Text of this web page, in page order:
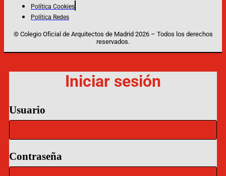
Política Cookies
Política Redes
© Colegio Oficial de Arquitectos de Madrid 2026 – Todos los derechos
reservados.
Iniciar sesión
Usuario
Contraseña